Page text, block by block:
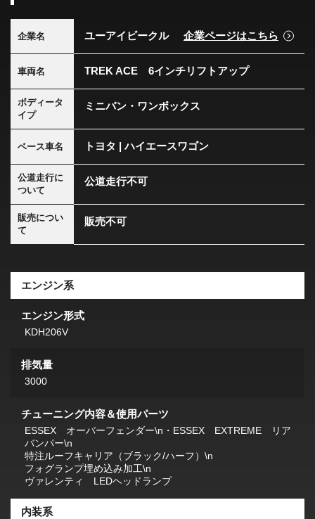
企業名 ユーアイビークル 企業ページはこちら
車両名 TREK ACE 6インチリフトアップ
ボディータ
イプ
ミニバン・ワンボックス
ベース車名 トヨタ | ハイエースワゴン
公道走行に
ついて
公道走行不可
販売につい
て
販売不可
エンジン系
エンジン形式
KDH206V
排気量
3000
チューニング内容＆使用パーツ
ESSEX オーバーフェンダー\n・ESSEX EXTREME リア
バンパー\n
特注ルーフキャリア（ブラック/ハーフ）\n
フォグランプ埋め込み加工\n
ヴァレンティ LEDヘッドランプ
内装系